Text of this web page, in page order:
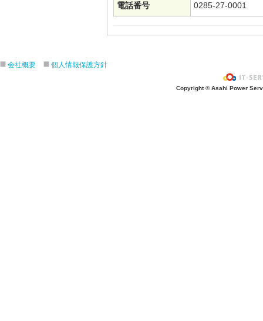
電話番号 0285-27-0001
会社概要 個人情報保護方針
Copyright © Asahi Power